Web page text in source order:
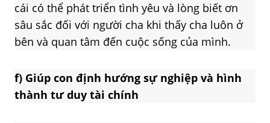
cái có thể phát triển tình yêu và lòng biết ơn
sâu sắc đối với người cha khi thấy cha luôn ở
bên và quan tâm đến cuộc sống của mình.
f) Giúp con định hướng sự nghiệp và hình
thành tư duy tài chính